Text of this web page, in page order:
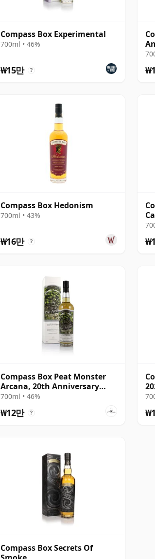
Compass Box Experimental
700ml • 46%
₩15만 ?
Compass Box Hedonism
700ml • 43%
₩16만 ?
Compass Box Peat Monster
Arcana, 20th Anniversary
Release
700ml • 46%
₩12만 ?
Compass Box Secrets Of